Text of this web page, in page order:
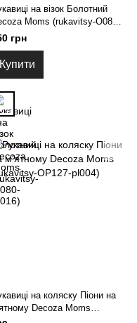
на візок Болотний
Moms (rukavitsy-O080-
грн
Купити
на коляску Піони на
Decoza Moms
OP127-pl004)